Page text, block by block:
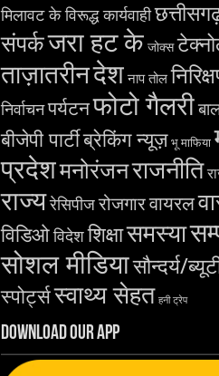
मिलावट के विरूद्ध कार्यवाही
संपर्कजरा हट के जोक्स
ताज़ातरीनदेश नाप तोल
निर्वाचनपर्यटनफोटो गैलरी
बीजेपी पार्टीब्रेकिंग न्यूज़ भू माफिया
प्रदेशमनोरंजनराजनीति
राज्यरेसिपीजरोजगारवायरल
विडिओविदेशशिक्षासमस्या
सोशल मीडियासौन्दर्य/
स्पोर्ट्सस्वाथ्य सेहत हनी ट्रेप
Download Our App